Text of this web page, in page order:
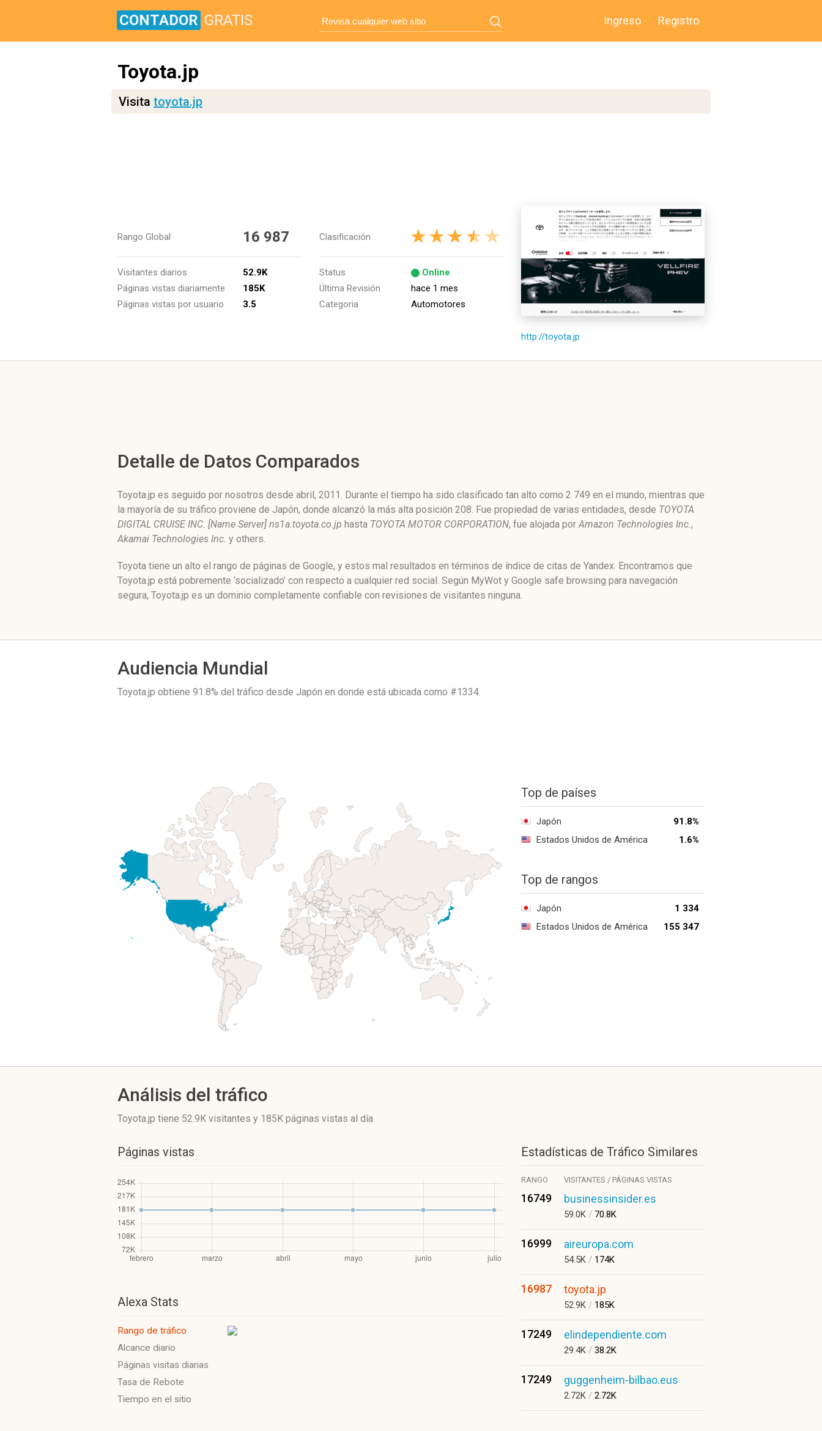
CONTADOR GRATIS Ingreso Registro
Toyota.jp
Visita toyota.jp
Rango Global 16 987
Visitantes diarios
52.9K
Páginas vistas diariamente
185K
Páginas vistas por usuario
3.5
Clasificación
Status
Online
Última Revisión
hace 1 mes
Categoria
Automotores
http://toyota.jp
Detalle de Datos Comparados
Toyota.jp es seguido por nosotros desde abril, 2011. Durante el tiempo ha sido clasificado tan alto como 2 749 en el mundo, mientras que
la mayoría de su tráfico proviene de Japón, donde alcanzó la más alta posición 208. Fue propiedad de varias entidades, desde TOYOTA
DIGITAL CRUISE INC. [Name Server] ns1a.toyota.co.jp hasta TOYOTA MOTOR CORPORATION, fue alojada porAmazon Technologies Inc.,
Akamai Technologies Inc. y others.
Toyota tiene un alto el rango de páginas de Google, y estos mal resultados en términos de índice de citas de Yandex. Encontramos que
Toyota.jp está pobremente ‘socializado’ con respecto a cualquier red social. Según MyWot y Google safe browsing para navegación
segura, Toyota.jp es un dominio completamente confiable con revisiones de visitantes ninguna.
Audiencia Mundial
Toyota.jp obtiene 91.8% del tráfico desde Japón en donde está ubicada como #1334.
Top de países
Japón
91.8%
Estados Unidos de América
1.6%
Top de rangos
Japón
1 334
Estados Unidos de América
155 347
Análisis del tráfico
Toyota.jp tiene 52.9K visitantes y 185K páginas vistas al día
Páginas vistas
Alexa Stats
Rango de tráfico
Alcance diario
Páginas visitas diarias
Tasa de Rebote
Tiempo en el sitio
Estadísticas de Tráfico Similares
RANGO VISITANTES / PÁGINAS VISTAS
16749 businessinsider.es
59.0K / 70.8K
16999 aireuropa.com
54.5K / 174K
16987 toyota.jp
52.9K / 185K
17249 elindependiente.com
29.4K / 38.2K
17249 guggenheim-bilbao.eus
2.72K / 2.72K